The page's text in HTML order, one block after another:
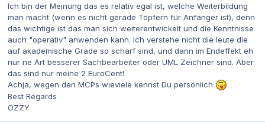
Ich bin der Meinung das es relativ egal ist, welche Weiterbildung
man macht (wenn es nicht gerade Töpfern für Anfänger ist), denn
das wichtige ist das man sich weiterentwickelt und die Kenntnisse
auch "operativ" anwenden kann. Ich verstehe nicht die leute die
auf akademische Grade so scharf sind, und dann im Endeffekt eh
nur ne Art besserer Sachbearbeiter oder UML Zeichner sind. Aber
das sind nur meine 2 EuroCent!
Achja, wegen den MCPs wieviele kennst Du persönlich
Best Regards
OZZY